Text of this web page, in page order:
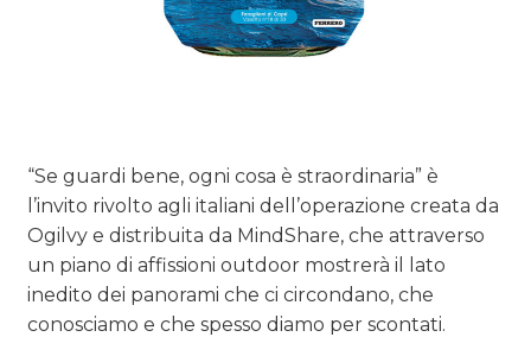
“Se guardi bene, ogni cosa è straordinaria” è
l’invito rivolto agli italiani dell’operazione creata da
Ogilvy e distribuita da MindShare, che attraverso
un piano di affissioni outdoor mostrerà il lato
inedito dei panorami che ci circondano, che
conosciamo e che spesso diamo per scontati.